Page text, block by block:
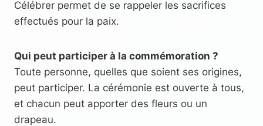
Célébrer permet de se rappeler les sacrifices
effectués pour la paix.
Qui peut participer à la commémoration ?
Toute personne, quelles que soient ses origines,
peut participer. La cérémonie est ouverte à tous,
et chacun peut apporter des fleurs ou un
drapeau.